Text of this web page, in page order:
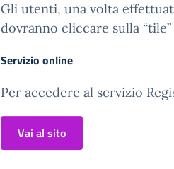
Gli utenti, una volta
dovranno cliccare sulla
Servizio online
Per accedere al servizio
Vai al sito